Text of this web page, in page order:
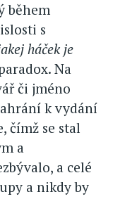
během
s
háček je
Na
či jméno
k vydání
čímž se stal
a
a celé
a nikdy by